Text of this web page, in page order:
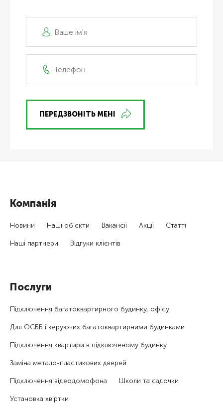
ПЕРЕДЗВОНІТЬ МЕНІ
Компанія
Новини Наші об'єкти Вакансії Акції Статті
Наші партнери Відгуки клієнтів
Послуги
Підключення багатоквартирного будинку, офісу
Для ОСББ і керуючих багатоквартирними будинками
Підключення квартири в підключеному будинку
Заміна метало-пластикових дверей
Підключення відеодомофона Школи та садочки
Установка хвіртки